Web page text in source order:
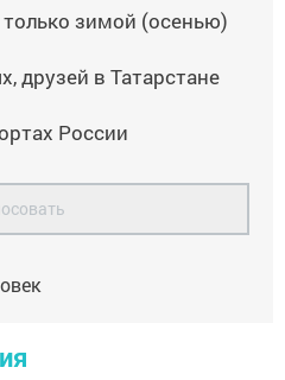
зимой (осенью)
друзей в Татарстане
России